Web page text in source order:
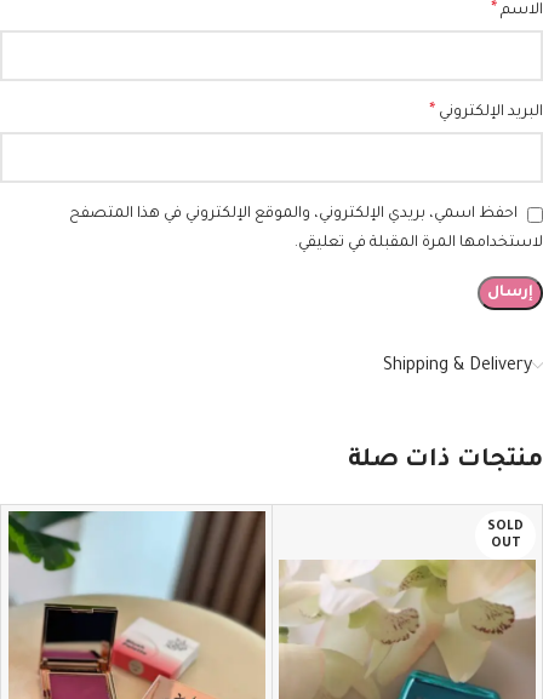
الاسم *
البريد الإلكتروني *
احفظ اسمي، بريدي الإلكتروني، والموقع الإلكتروني في هذا المتصفح
لاستخدامها المرة المقبلة في تعليقي.
Shipping & Delivery
منتجات ذات صلة
SOLD
OUT